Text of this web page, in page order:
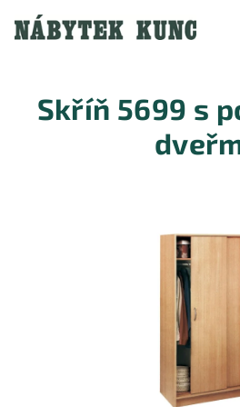
obsah
Skříň 5699 s